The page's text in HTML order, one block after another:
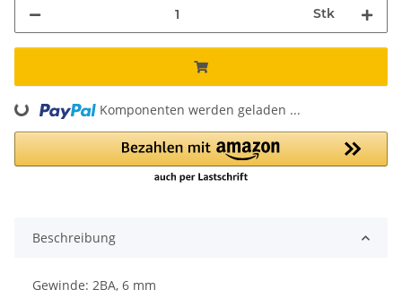
Stk
Loading... Komponenten werden geladen ...
Beschreibung
Gewinde: 2BA, 6 mm